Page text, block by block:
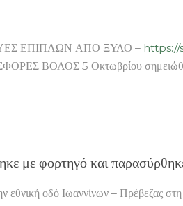
ΕΠΙΠΛΩΝ ΑΠΟ ΞΥΛΟ – https://
5 Οκτωβρίου σημειώθηκε νέο
με φορτηγό και
εθνική οδό Ιωαννίνων – Πρέβεζας